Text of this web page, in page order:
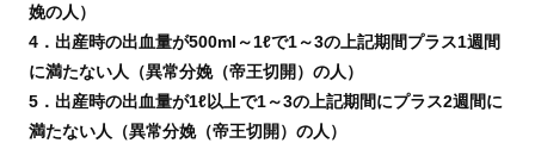
娩の人）
4．出産時の出血量が500ml～1ℓで1～3の上記期間プラス1週間
に満たない人（異常分娩（帝王切開）の人）
5．出産時の出血量が1ℓ以上で1～3の上記期間にプラス2週間に
満たない人（異常分娩（帝王切開）の人）